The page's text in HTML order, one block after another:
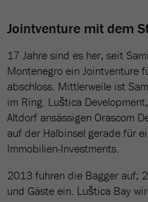
Jointventure mit dem
17 Jahre sind es her, seit
Montenegro ein Jointventure
abschloss. Mittlerweile ist
im Ring. Luštica
Altdorf ansässigen Orascom
auf der Halbinsel gerade für
Immobilien-Investments.
2013 fuhren die Bagger auf;
und Gäste ein. Luštica Bay